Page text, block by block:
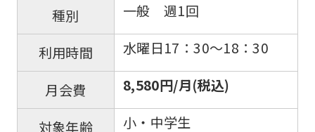
種別 一般 週1回
利用時間 水曜日17：30〜18：30
月会費 8,580円/月(税込)
対象年齢 小・中学生